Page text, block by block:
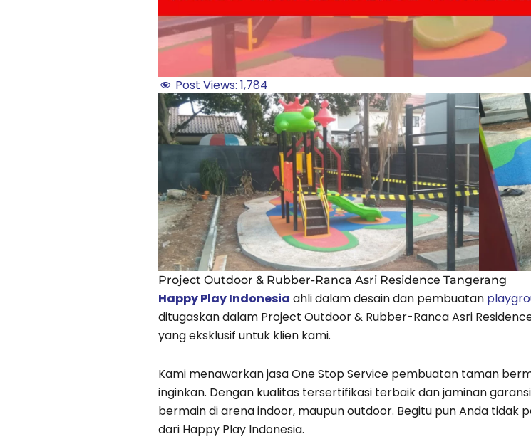
Post Views: 1,784
Project Outdoor & Rubber-Ranca Asri Residence Tangerang
Happy Play Indonesia ahli dalam desain dan pembuatan
ditugaskan dalam Project Outdoor & Rubber-Ranca Asri
yang eksklusif untuk klien kami.
Kami menawarkan jasa One Stop Service pembuatan taman
inginkan. Dengan kualitas tersertifikasi terbaik dan jaminan
bermain di arena indoor, maupun outdoor. Begitu pun Anda
dari Happy Play Indonesia.